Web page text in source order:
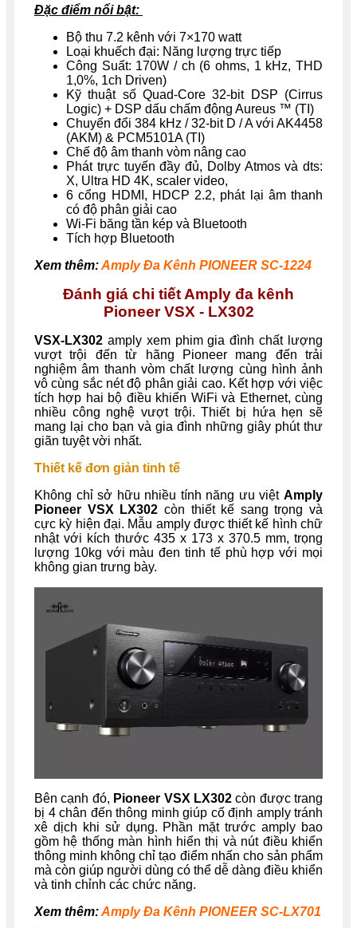
Đặc điểm nổi bật:
Bộ thu 7.2 kênh với 7×170 watt
Loại khuếch đại: Năng lượng trực tiếp
Công Suất: 170W / ch (6 ohms, 1 kHz, THD
1,0%, 1ch Driven)
Kỹ thuật số Quad-Core 32-bit DSP (Cirrus
Logic) + DSP dấu chấm động Aureus ™ (TI)
Chuyển đổi 384 kHz / 32-bit D / A với AK4458
(AKM) & PCM5101A (TI)
Chế độ âm thanh vòm nâng cao
Phát trực tuyến đầy đủ, Dolby Atmos và dts:
X, Ultra HD 4K, scaler video,
6 cổng HDMI, HDCP 2.2, phát lại âm thanh
có độ phân giải cao
Wi-Fi băng tần kép và Bluetooth
Tích hợp Bluetooth
Xem thêm:Amply Đa Kênh PIONEER SC-1224
Đánh giá chi tiết Amply đa kênh
Pioneer VSX - LX302
VSX-LX302 amply xem phim gia đình chất lượng
vượt trội đến từ hãng Pioneer mang đến trải
nghiệm âm thanh vòm chất lượng cùng hình ảnh
vô cùng sắc nét độ phân giải cao. Kết hợp với việc
tích hợp hai bộ điều khiển WiFi và Ethernet, cùng
nhiều công nghệ vượt trội. Thiết bị hứa hẹn sẽ
mang lại cho bạn và gia đình những giây phút thư
giãn tuyệt vời nhất.
Thiết kế đơn giản tinh tế
Không chỉ sở hữu nhiều tính năng ưu việt Amply
Pioneer VSX LX302 còn thiết kế sang trọng và
cực kỳ hiện đại. Mẫu amply được thiết kế hình chữ
nhật với kích thước 435 x 173 x 370.5 mm, trọng
lượng 10kg với màu đen tinh tế phù hợp với mọi
không gian trưng bày.
Bên cạnh đó, Pioneer VSX LX302còn được trang
bị 4 chân đến thông minh giúp cố định amply tránh
xê dịch khi sử dụng. Phần mặt trước amply bao
gồm hệ thống màn hình hiển thị và nút điều khiển
thông minh không chỉ tạo điểm nhấn cho sản phẩm
mà còn giúp người dùng có thể dễ dàng điều khiển
và tinh chỉnh các chức năng.
Xem thêm:Amply Đa Kênh PIONEER SC-LX701